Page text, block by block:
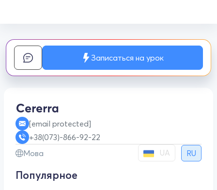
Записаться на урок
[email protected]
+38(073)-866-92-22
Мова
UA RU
Популярное